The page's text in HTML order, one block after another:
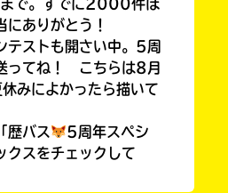
. ..
で。すでに2000件ほ
にありがとう！
テストも開さい中。5周
ってね！ こちらは8月
みによかったら描いて
歴バス
5周年スペシ
クスをチェックして